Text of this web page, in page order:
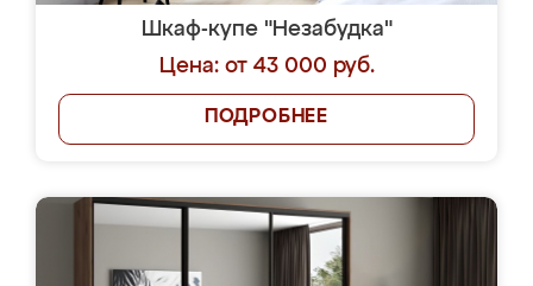
Шкаф-купе "Незабудка"
Цена: от 43 000 руб.
ПОДРОБНЕЕ